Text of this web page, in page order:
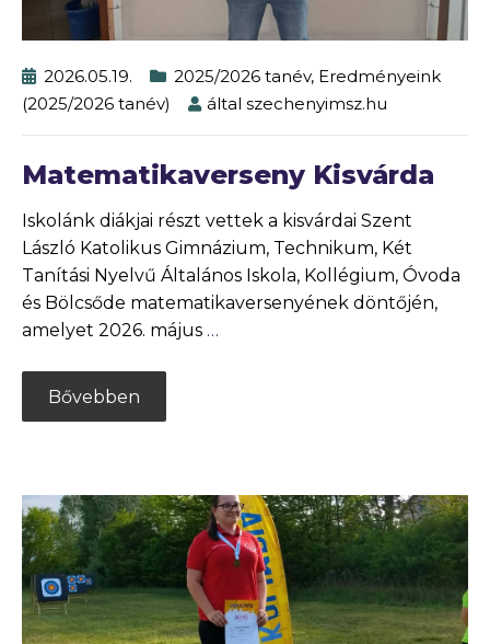
2026.05.19. 2025/2026 tanév, Eredményeink
(2025/2026 tanév)
által szechenyimsz.hu
Matematikaverseny Kisvárda
Iskolánk diákjai részt vettek a kisvárdai Szent
László Katolikus Gimnázium, Technikum, Két
Tanítási Nyelvű Általános Iskola, Kollégium, Óvoda
és Bölcsőde matematikaversenyének döntőjén,
amelyet 2026. május …
Bővebben